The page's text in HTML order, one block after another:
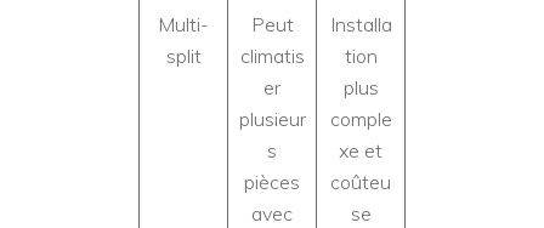
Multi-
split
Peut
climatis
er
plusieur
s
pièces
avec
Installa
tion
plus
comple
xe et
coûteu
se